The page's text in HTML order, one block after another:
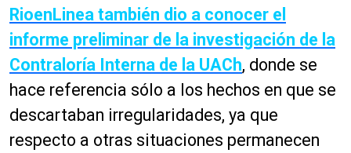
RioenLinea también dio a conocer el
informe preliminar de la investigación de la
Contraloría Interna de la UACh, donde se
hace referencia sólo a los hechos en que se
descartaban irregularidades, ya que
respecto a otras situaciones permanecen